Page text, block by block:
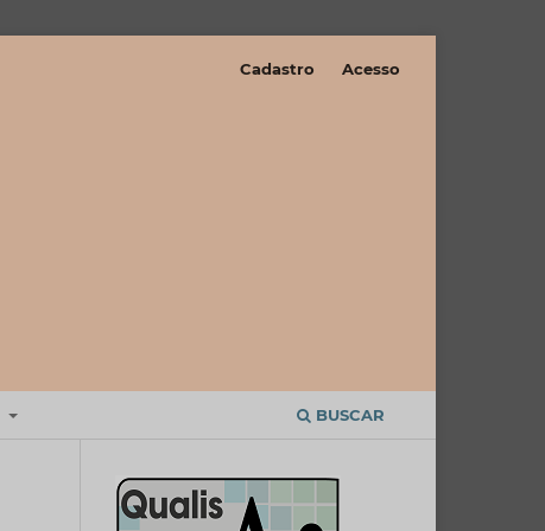
BUSCAR
Cadastro Acesso